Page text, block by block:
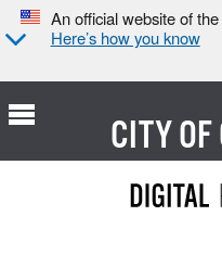
An official website of
Here’s how you know
CITY OF